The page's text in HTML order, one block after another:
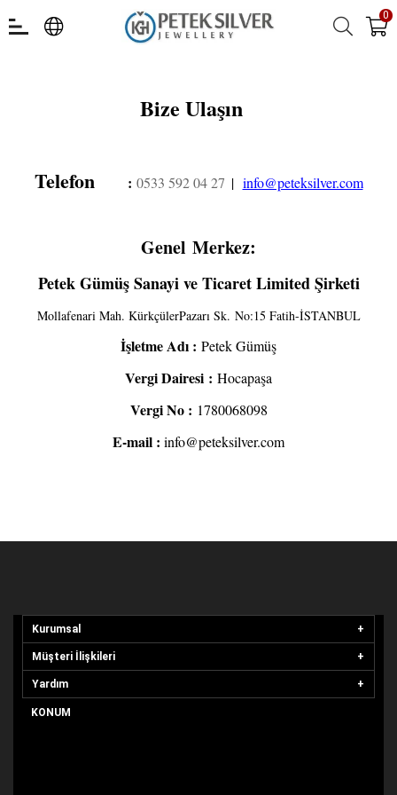
0
Bize Ulaşın
Telefon : 0533 592 04 27 | info@peteksilver.com
Genel Merkez:
Petek Gümüş Sanayi ve Ticaret Limited Şirketi
Mollafenari Mah. KürkçülerPazarı Sk. No:15 Fatih-İSTANBUL
İşletme Adı : Petek Gümüş
Vergi Dairesi : Hocapaşa
Vergi No : 1780068098
E-mail : info@peteksilver.com
Kurumsal
Müşteri İlişkileri
Yardım
KONUM